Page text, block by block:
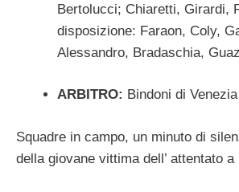
Bertolucci; Chiaretti, Girardi,
disposizione: Faraon, Coly,
Alessandro, Bradaschia,
ARBITRO: Bindoni di Venezia
Squadre in campo, un minuto di
della giovane vittima dell’ attentato a